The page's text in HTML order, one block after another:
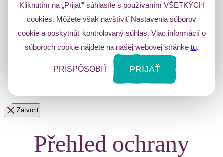
Kliknutím na „Prijať“ súhlasíte s používaním VŠETKÝCH
cookies. Môžete však navštíviť Nastavenia súborov
cookie a poskytnúť kontrolovaný súhlas. Viac informácií o
súboroch cookie nájdete na našej webovej stránke tu.
PRISPÔSOBIŤ PRIJAŤ
Zatvoriť
Přehled ochrany